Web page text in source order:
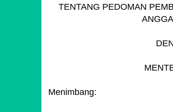
TENTANG PEDOMAN
Menimbang: